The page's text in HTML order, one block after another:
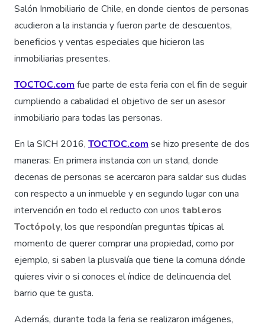
Salón Inmobiliario de Chile, en donde cientos de personas
acudieron a la instancia y fueron parte de descuentos,
beneficios y ventas especiales que hicieron las
inmobiliarias presentes.
TOCTOC.com fue parte de esta feria con el fin de seguir
cumpliendo a cabalidad el objetivo de ser un asesor
inmobiliario para todas las personas.
En la SICH 2016, TOCTOC.com se hizo presente de dos
maneras: En primera instancia con un stand, donde
decenas de personas se acercaron para saldar sus dudas
con respecto a un inmueble y en segundo lugar con una
intervención en todo el reducto con unos tableros
Toctópoly, los que respondían preguntas típicas al
momento de querer comprar una propiedad, como por
ejemplo, si saben la plusvalía que tiene la comuna dónde
quieres vivir o si conoces el índice de delincuencia del
barrio que te gusta.
Además, durante toda la feria se realizaron imágenes,